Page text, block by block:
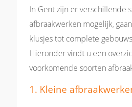
In Gent zijn er verschillende
afbraakwerken mogelijk,
klusjes tot complete
Hieronder vindt u een
voorkomende soorten
1. Kleine